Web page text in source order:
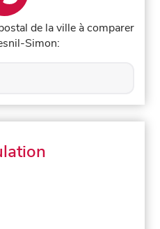
de la ville à comparer
Simon: